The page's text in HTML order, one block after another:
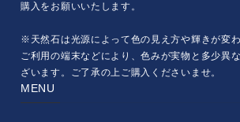
購入をお願いいたします。
※天然石は光源によって色の見え方や輝きが変
ご利用の端末などにより、色みが実物と多少異
ざいます。ご了承の上ご購入くださいませ。
MENU